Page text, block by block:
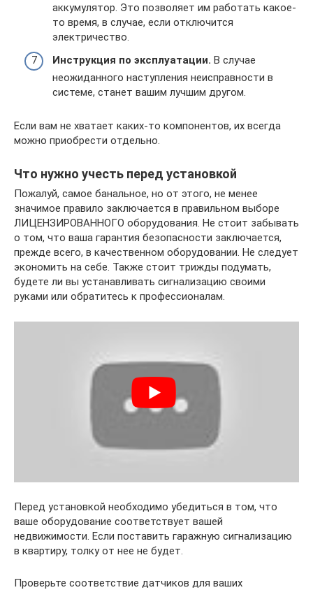
аккумулятор. Это позволяет им работать какое-
то время, в случае, если отключится
электричество.
Инструкция по эксплуатации. В случае
неожиданного наступления неисправности в
системе, станет вашим лучшим другом.
Если вам не хватает каких-то компонентов, их всегда
можно приобрести отдельно.
Что нужно учесть перед установкой
Пожалуй, самое банальное, но от этого, не менее
значимое правило заключается в правильном выборе
ЛИЦЕНЗИРОВАННОГО оборудования. Не стоит забывать
о том, что ваша гарантия безопасности заключается,
прежде всего, в качественном оборудовании. Не следует
экономить на себе. Также стоит трижды подумать,
будете ли вы устанавливать сигнализацию своими
руками или обратитесь к профессионалам.
Перед установкой необходимо убедиться в том, что
ваше оборудование соответствует вашей
недвижимости. Если поставить гаражную сигнализацию
в квартиру, толку от нее не будет.
Проверьте соответствие датчиков для ваших